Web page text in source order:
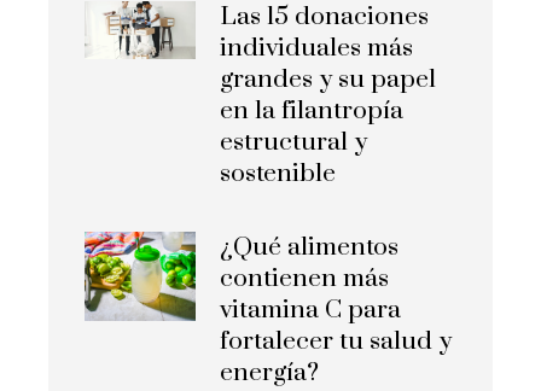
Las 15 donaciones
individuales más
grandes y su papel
en la filantropía
estructural y
sostenible
¿Qué alimentos
contienen más
vitamina C para
fortalecer tu salud y
energía?